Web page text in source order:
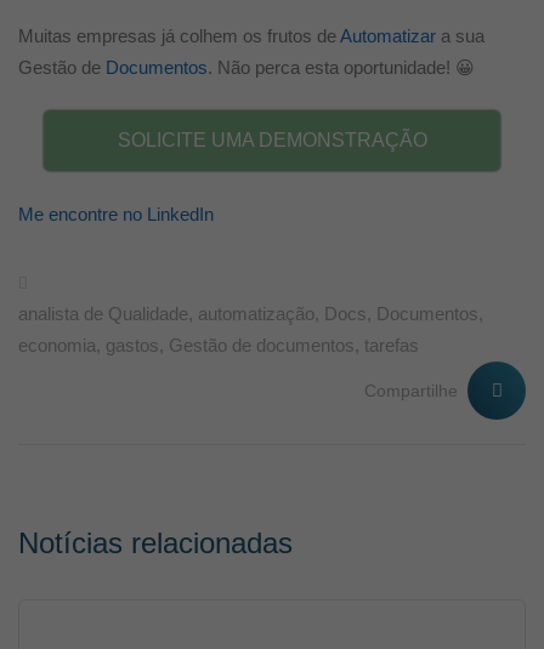
Muitas empresas já colhem os frutos deAutomatizar a sua
Gestão de Documentos. Não perca esta oportunidade! 😀
SOLICITE UMA DEMONSTRAÇÃO
Me encontre no LinkedIn
analista de Qualidade, automatização, Docs, Documentos,
economia, gastos, Gestão de documentos, tarefas
Compartilhe
Notícias relacionadas